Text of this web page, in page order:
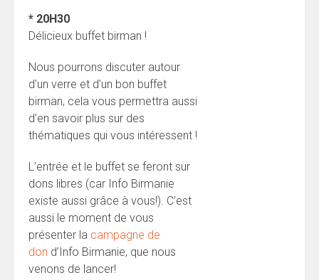
* 20H30
Délicieux buffet birman !
Nous pourrons discuter autour
d’un verre et d’un bon buffet
birman, cela vous permettra aussi
d’en savoir plus sur des
thématiques qui vous intéressent !
L’entrée et le buffet se feront sur
dons libres (car Info Birmanie
existe aussi grâce à vous!). C’est
aussi le moment de vous
présenter la campagne de
don d’Info Birmanie, que nous
venons de lancer!